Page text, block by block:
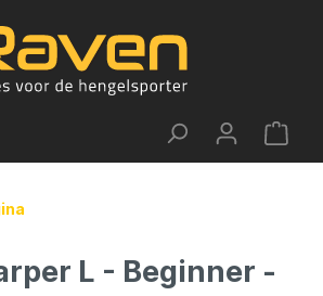
L - Beginner -